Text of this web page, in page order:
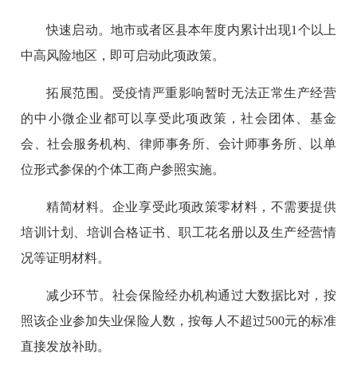
快速启动。地市或者区县本年度内累计出现1个以上
中高风险地区，即可启动此项政策。
拓展范围。受疫情严重影响暂时无法正常生产经营
的中小微企业都可以享受此项政策，社会团体、基金
会、社会服务机构、律师事务所、会计师事务所、以单
位形式参保的个体工商户参照实施。
精简材料。企业享受此项政策零材料，不需要提供
培训计划、培训合格证书、职工花名册以及生产经营情
况等证明材料。
减少环节。社会保险经办机构通过大数据比对，按
照该企业参加失业保险人数，按每人不超过500元的标准
直接发放补助。